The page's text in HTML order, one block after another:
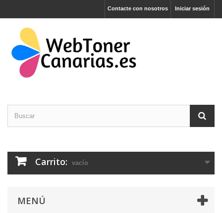
Iniciar sesión
Contacte con nosotros
Carrito: vacío
MENÚ